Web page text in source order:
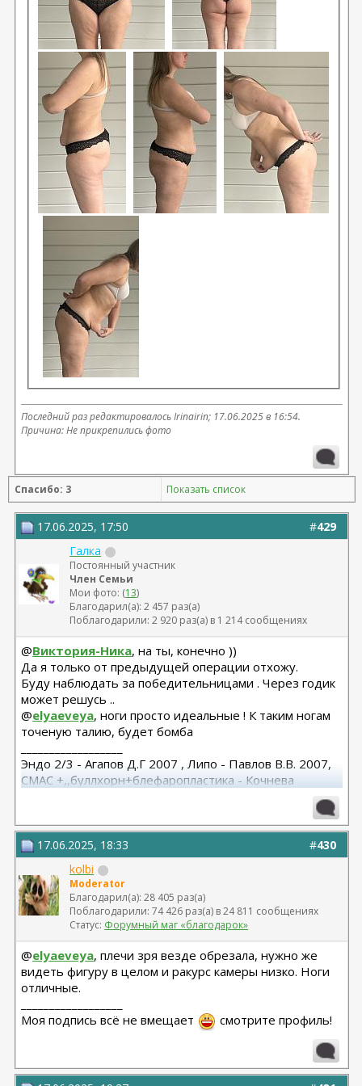
Последний раз редактировалось Irinairin; 17.06.2025 в 16:54.
Причина: Не прикрепились фото
Спасибо: 3 Показать список
#429
17.06.2025, 17:50
Галка
Постоянный участник
Член Семьи
Мои фото: (13)
Благодарил(а): 2 457 раз(а)
Поблагодарили: 2 920 раз(а) в 1 214 сообщениях
@Виктория-Ника, на ты, конечно ))
Да я только от предыдущей операции отхожу.
Буду наблюдать за победительницами . Через годик
может решусь ..
@elyaeveya, ноги просто идеальные ! К таким ногам
точеную талию, будет бомба
Эндо 2/3 - Агапов Д.Г 2007 , Липо - Павлов В.В. 2007,
СМАС +,,буллхорн+блефаропластика - Кочнева
#430
17.06.2025, 18:33
kolbi
Moderator
Благодарил(а): 28 405 раз(а)
Поблагодарили: 74 426 раз(а) в 24 811 сообщениях
Статус: Форумный маг «благодарок»
@elyaeveya, плечи зря везде обрезала, нужно же
видеть фигуру в целом и ракурс камеры низко. Ноги
отличные.
Моя подпись всё не вмещает
смотрите профиль!